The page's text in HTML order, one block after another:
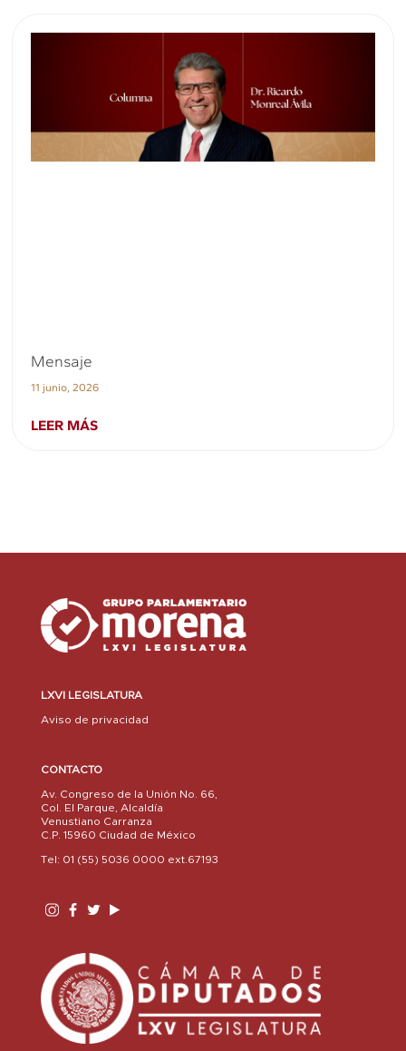
Mensaje
11 junio, 2026
LEER MÁS
LXVI LEGISLATURA
Aviso de privacidad
CONTACTO
Av. Congreso de la Unión No. 66,
Col. El Parque, Alcaldía
Venustiano Carranza
C.P. 15960 Ciudad de México
Tel: 01 (55) 5036 0000 ext.67193